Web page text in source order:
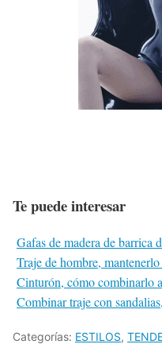
Te puede interesar
Gafas de madera de barrica
Traje de hombre,
Cinturón, cómo combinarlo
Combinar traje con
Categorías: ESTILOS,